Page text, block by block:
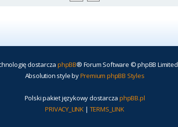
dostarcza phpBB® Forum Software © phpBB Limited
Absolution style byPremium phpBB Styles
Polski pakiet językowy dostarcza phpBB.pl
PRIVACY_LINK | TERMS_LINK